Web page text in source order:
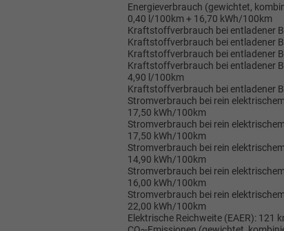
Energieverbrauch (gewichtet,
0,40 l/100km + 16,70 kWh/100km
Kraftstoffverbrauch bei entladener
Kraftstoffverbrauch bei entladener
Kraftstoffverbrauch bei entladener
Kraftstoffverbrauch bei entladener
4,90 l/100km
Kraftstoffverbrauch bei entladener
Stromverbrauch bei rein
17,50 kWh/100km
Stromverbrauch bei rein
17,50 kWh/100km
Stromverbrauch bei rein
14,90 kWh/100km
Stromverbrauch bei rein
16,00 kWh/100km
Stromverbrauch bei rein
22,00 kWh/100km
Elektrische Reichweite (EAER): 121